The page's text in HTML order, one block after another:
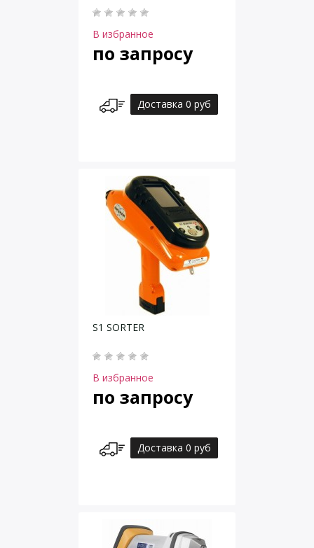
В избранное
по запросу
Доставка 0 руб
S1 SORTER
В избранное
по запросу
Доставка 0 руб